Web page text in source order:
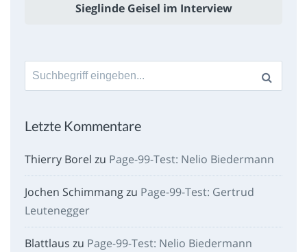
Sieglinde Geisel im Interview
Suche
nach:
Letzte Kommentare
Thierry Borel zu Page-99-Test: Nelio Biedermann
Jochen Schimmangzu Page-99-Test: Gertrud
Leutenegger
Blattlaus zu Page-99-Test: Nelio Biedermann